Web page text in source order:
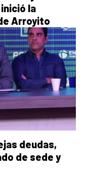
la
Arroyito
deudas,
de sede y